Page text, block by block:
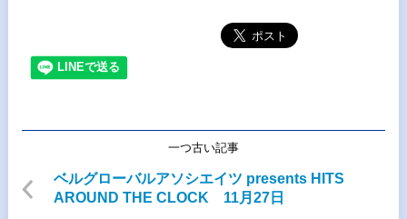
一つ古い記事
ベルグローバルアソシエイツ presents HITS
AROUND THE CLOCK 11月27日